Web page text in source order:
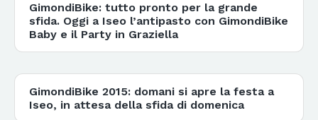
GimondiBike: tutto pronto per la grande
sfida. Oggi a Iseo l’antipasto con GimondiBike
Baby e il Party in Graziella
GimondiBike 2015: domani si apre la festa a
Iseo, in attesa della sfida di domenica